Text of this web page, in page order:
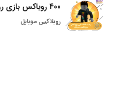
400 روباکس بازی روبلاکس
روبلاکس موبایل